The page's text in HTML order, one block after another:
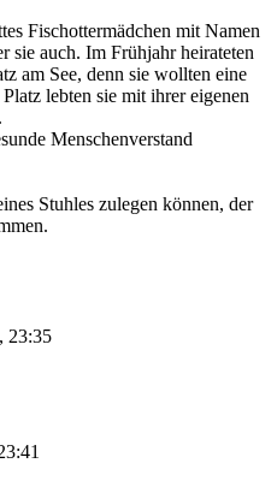
Fischottermädchen mit Namen
sie auch. Im Frühjahr heirateten
am See, denn sie wollten eine
lebten sie mit ihrer eigenen
Menschenverstand
Stuhles zulegen können, der
23:35